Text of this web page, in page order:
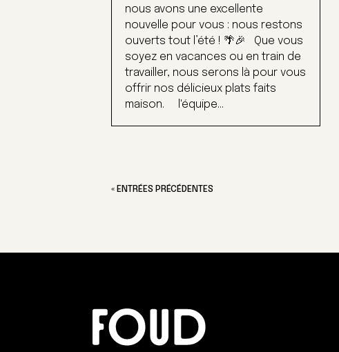
nous avons une excellente
nouvelle pour vous : nous restons
ouverts tout l’été ! 🌴🎉 Que vous
soyez en vacances ou en train de
travailler, nous serons là pour vous
offrir nos délicieux plats faits
maison. l'équipe...
« ENTRÉES PRÉCÉDENTES